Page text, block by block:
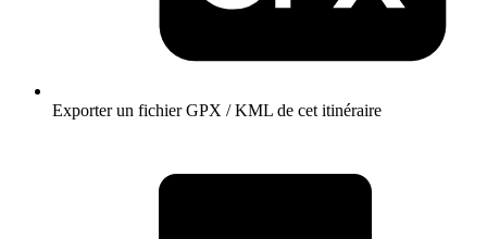
Exporter un fichier GPX / KML de cet itinéraire